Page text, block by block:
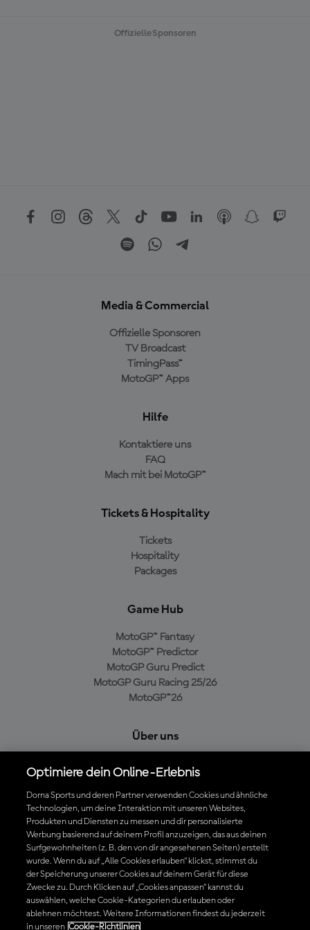
Offizielle Sponsoren
Media & Commercial
Offizielle Sponsoren
TV Broadcast
TimingPass™
MotoGP™ Apps
Hilfe
Kontaktiere uns
FAQ
Mach mit bei MotoGP™
Tickets & Hospitality
Tickets
Hospitality
Packages
Game Hub
MotoGP™ Fantasy
MotoGP™ Predictor
MotoGP Guru Predict
MotoGP Guru Racing 25/26
MotoGP™26
Über uns
Cookie-Richtlinien
Geschäftsbedingungen
Datenschutzrichtlinien
Kaufrichtlinie
Die offizielle MotoGP™ App herunterladen
Optimiere dein Online-Erlebnis
Dorna Sports und deren Partner verwenden Cookies und ähnliche
Technologien, um deine Interaktion mit unseren Websites,
Produkten und Diensten zu messen und dir personalisierte
Werbung basierend auf deinem Profil anzuzeigen, das aus deinen
Surfgewohnheiten (z. B. den von dir angesehenen Seiten) erstellt
wurde. Wenn du auf „Alle Cookies erlauben“ klickst, stimmst du
der Speicherung unserer Cookies auf deinem Gerät für diese
Zwecke zu. Durch Klicken auf „Cookies anpassen“ kannst du
auswählen, welche Cookie-Kategorien du erlauben oder
ablehnen möchtest. Weitere Informationen findest du jederzeit
in unseren Cookie-Richtlinien